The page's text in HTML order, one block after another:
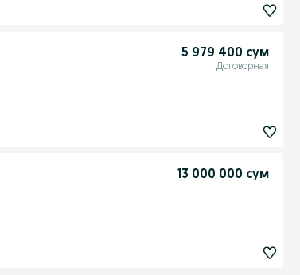
5 979 400 сум
Договорная
13 000 000 сум